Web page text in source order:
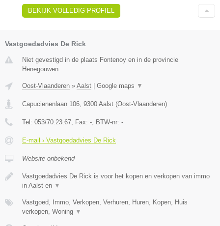
BEKIJK VOLLEDIG PROFIEL
Vastgoedadvies De Rick
Niet gevestigd in de plaats Fontenoy en in de provincie
Henegouwen.
Oost-Vlaanderen » Aalst Google maps ▼
Capucienenlaan 106 9300 Aalst (Oost-Vlaanderen)
Tel: 053/70.23.67 , Fax: - , BTW-nr: -
E-mail › Vastgoedadvies De Rick
Website onbekend
Vastgoedadvies De Rick is voor het kopen en verkopen van immo
in Aalst en ▼
Vastgoed, Immo, Verkopen, Verhuren, Huren, Kopen, Huis
verkopen, Woning ▼